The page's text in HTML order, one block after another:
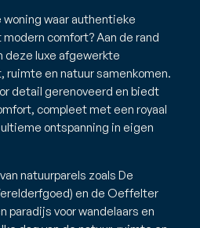
woning waar authentieke
comfort? Aan de rand
deze luxe afgewerkte
ruimte en natuur samenkomen.
detail gerenoveerd en biedt
compleet met een royaal
ontspanning in eigen
natuurparels zoals De
en de Oeffelter
paradijs voor wandelaars en